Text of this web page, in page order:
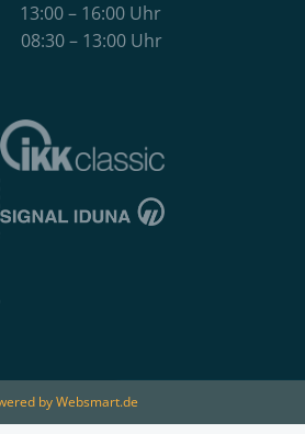
– 16:00 Uhr
– 13:00 Uhr
by Websmart.de